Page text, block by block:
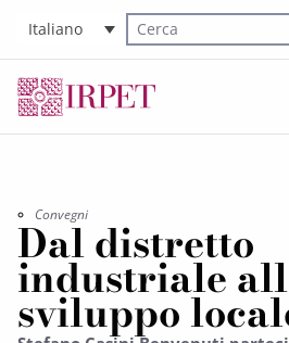
Italiano
Cerca nel sito
Convegni
Dal distretto
industriale
sviluppo